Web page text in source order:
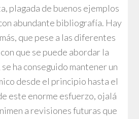
plagada de buenos ejemplos
abundante bibliografía. Hay
que pese a las diferentes
que se puede abordar la
ha conseguido mantener un
desde el principio hasta el
este enorme esfuerzo, ojalá
a revisiones futuras que